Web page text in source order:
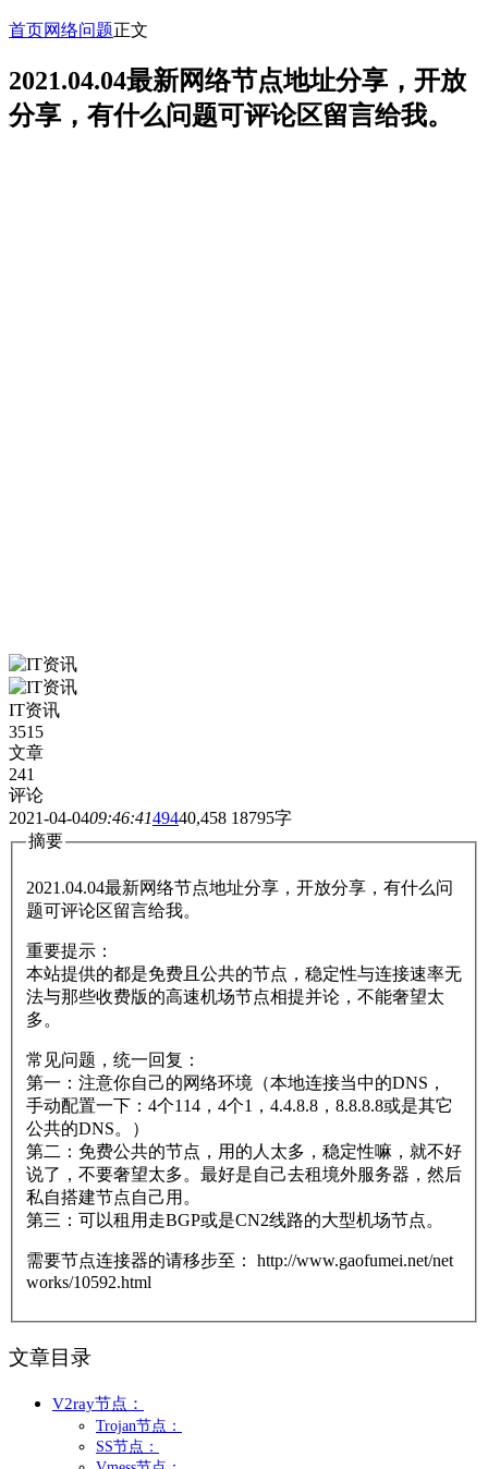
首页网络问题正文
2021.04.04最新网络节点地址分享，开放
分享，有什么问题可评论区留言给我。
IT资讯
3515
文章
241
评论
2021-04-0409:46:4149440,458 18795字
摘要
2021.04.04最新网络节点地址分享，开放分享，有什么问
题可评论区留言给我。
重要提示：
本站提供的都是免费且公共的节点，稳定性与连接速率无
法与那些收费版的高速机场节点相提并论，不能奢望太
多。
常见问题，统一回复：
第一：注意你自己的网络环境（本地连接当中的DNS，
手动配置一下：4个114，4个1，4.4.8.8，8.8.8.8或是其它
公共的DNS。）
第二：免费公共的节点，用的人太多，稳定性嘛，就不好
说了，不要奢望太多。最好是自己去租境外服务器，然后
私自搭建节点自己用。
第三：可以租用走BGP或是CN2线路的大型机场节点。
需要节点连接器的请移步至： http://www.gaofumei.net/net
works/10592.html
文章目录
V2ray节点：
Trojan节点：
SS节点：